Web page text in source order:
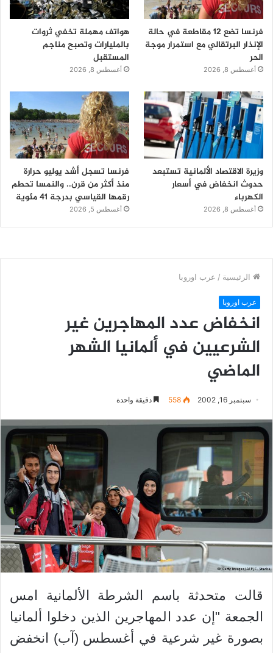
فرنسا تضع 12 مقاطعة في حالة
الإنذار البرتقالي مع استمرار موجة
الحر
أغسطس 8, 2026
هواتف مهملة تخفي ثروات
بالمليارات وتصبح مناجم
المستقبل
أغسطس 8, 2026
وزيرة الاقتصاد الألمانية تستبعد
حدوث انخفاض في أسعار
الكهرباء
أغسطس 8, 2026
فرنسا تسجل أشد يوليو حرارة
منذ أكثر من قرن.. والنمسا تحطم
رقمها القياسي بدرجة 41 مئوية
أغسطس 5, 2026